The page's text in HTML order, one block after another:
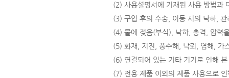
(2) 사용설명서에 기재된 사용 방법과
(3) 구입 후의 수송, 이동 시의 낙하,
(4) 물에 젖음(부식), 낙하, 충격, 압력
(5) 화재, 지진, 풍수해, 낙뢰, 염해, 가
(6) 연결되어 있는 기타 기기로 인해
(7) 전용 제품 이외의 제품 사용으로